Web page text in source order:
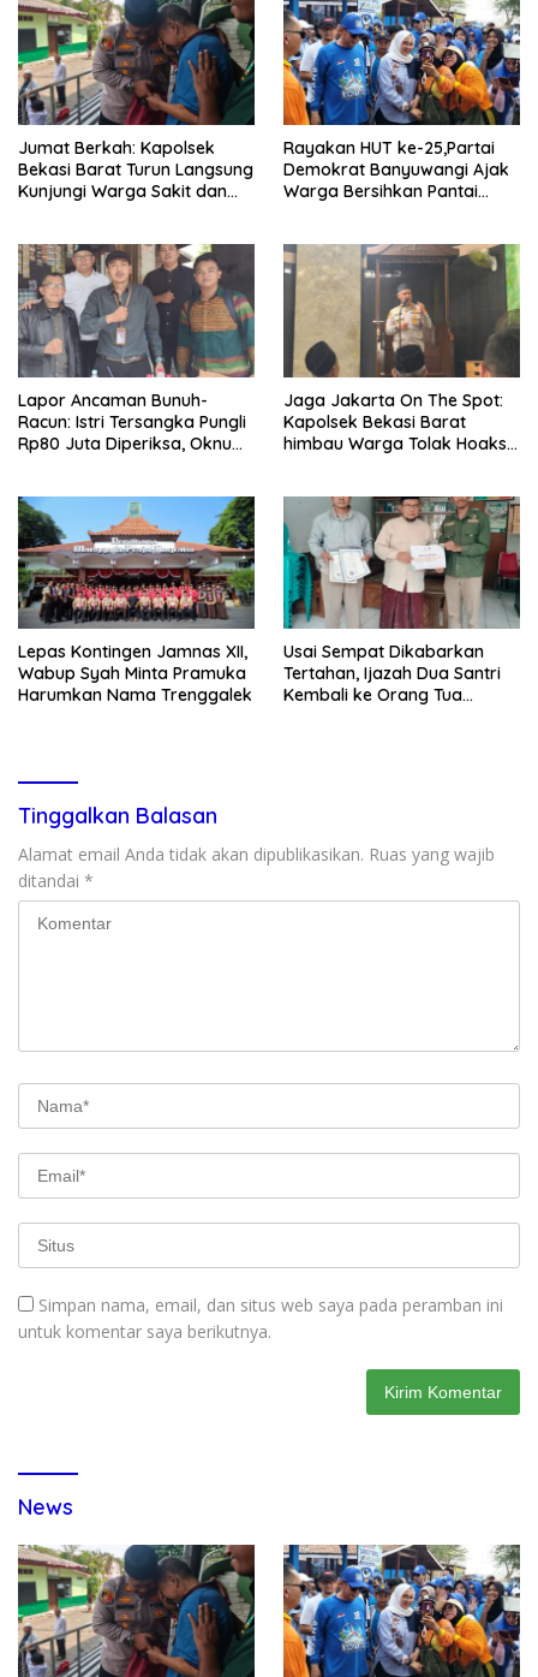
Jumat Berkah: Kapolsek
Bekasi Barat Turun Langsung
Kunjungi Warga Sakit dan
Rayakan HUT ke-25,Partai
Demokrat Banyuwangi Ajak
Warga Bersihkan Pantai
Lapor Ancaman Bunuh-
Racun: Istri Tersangka Pungli
Rp80 Juta Diperiksa, Oknum
Jaga Jakarta On The Spot:
Kapolsek Bekasi Barat
himbau Warga Tolak Hoaks
Lepas Kontingen Jamnas XII,
Wabup Syah Minta Pramuka
Harumkan Nama Trenggalek
Usai Sempat Dikabarkan
Tertahan, Ijazah Dua Santri
Kembali ke Orang Tua
Tinggalkan Balasan
Alamat email Anda tidak akan dipublikasikan. Ruas yang wajib
ditandai *
Simpan nama, email, dan situs web saya pada peramban ini
untuk komentar saya berikutnya.
News